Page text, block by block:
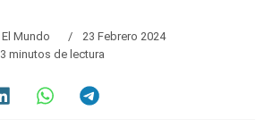
El Mundo
23 Febrero 2024
3 minutos de lectura